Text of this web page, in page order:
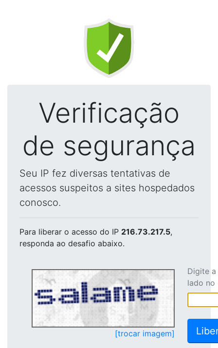
Verificação
de segurança
Seu IP fez diversas tentativas de
acessos suspeitos a sites hospedados
conosco.
Para liberar o acesso do IP 216.73.217.5,
responda ao desafio abaixo.
[trocar imagem]
Digite
lado no